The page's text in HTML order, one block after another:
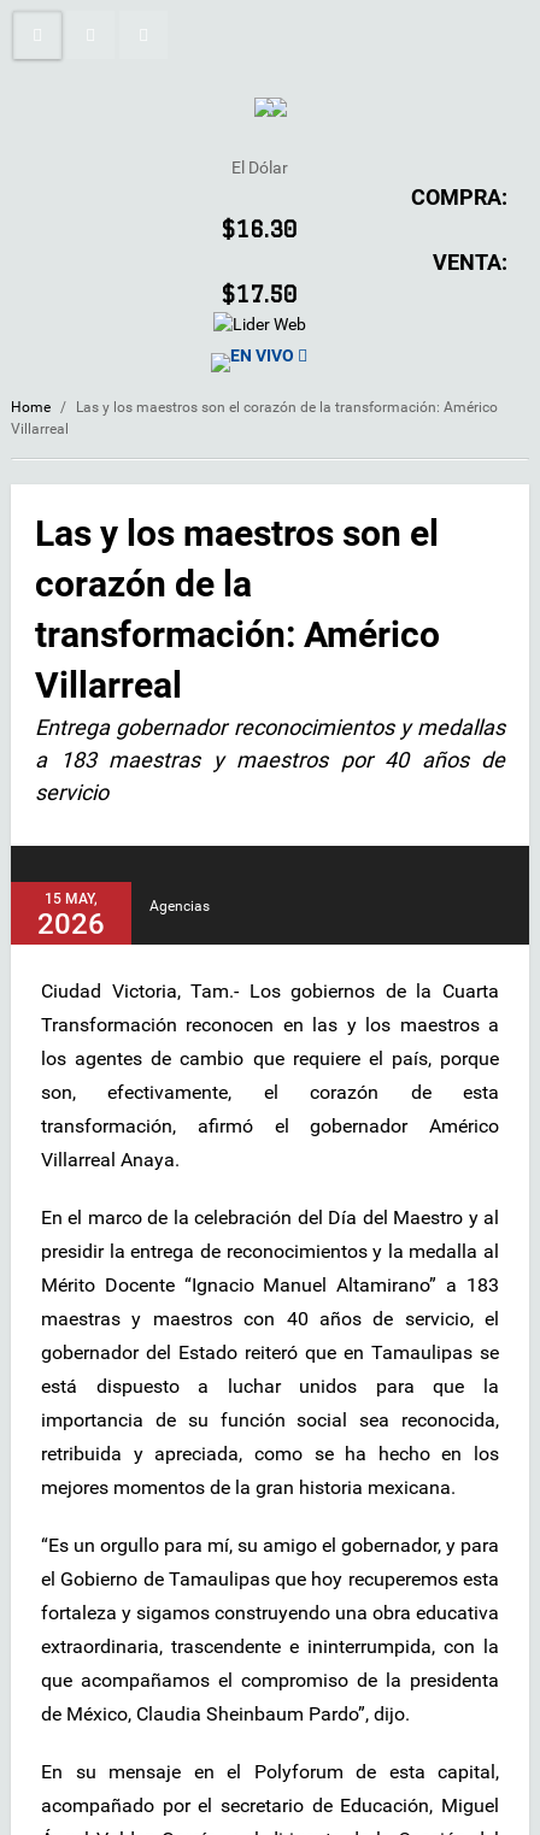
El Dólar
COMPRA:
$16.30
VENTA:
$17.50
EN VIVO
Home /
Las y los maestros son el corazón de la transformación: Américo
Villarreal
Las y los maestros son el
corazón de la
transformación: Américo
Villarreal
Entrega gobernador reconocimientos y medallas
a 183 maestras y maestros por 40 años de
servicio
15 MAY,
2026
Agencias
Ciudad Victoria, Tam.- Los gobiernos de la Cuarta
Transformación reconocen en las y los maestros a
los agentes de cambio que requiere el país, porque
son, efectivamente, el corazón de esta
transformación, afirmó el gobernador Américo
Villarreal Anaya.
En el marco de la celebración del Día del Maestro y al
presidir la entrega de reconocimientos y la medalla al
Mérito Docente “Ignacio Manuel Altamirano” a 183
maestras y maestros con 40 años de servicio, el
gobernador del Estado reiteró que en Tamaulipas se
está dispuesto a luchar unidos para que la
importancia de su función social sea reconocida,
retribuida y apreciada, como se ha hecho en los
mejores momentos de la gran historia mexicana.
“Es un orgullo para mí, su amigo el gobernador, y para
el Gobierno de Tamaulipas que hoy recuperemos esta
fortaleza y sigamos construyendo una obra educativa
extraordinaria, trascendente e ininterrumpida, con la
que acompañamos el compromiso de la presidenta
de México, Claudia Sheinbaum Pardo”, dijo.
En su mensaje en el Polyforum de esta capital,
acompañado por el secretario de Educación, Miguel